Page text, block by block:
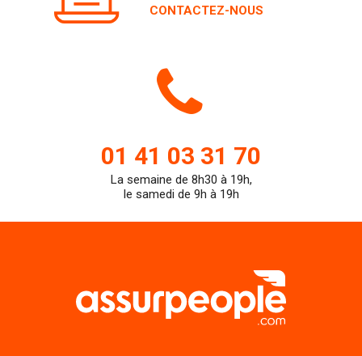
de
La semaine de 8h30 à 19h,
le samedi de 9h à 19h